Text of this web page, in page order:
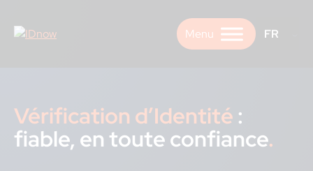
content
FR
Vérification d’Identité :
fiable, en toute confiance.